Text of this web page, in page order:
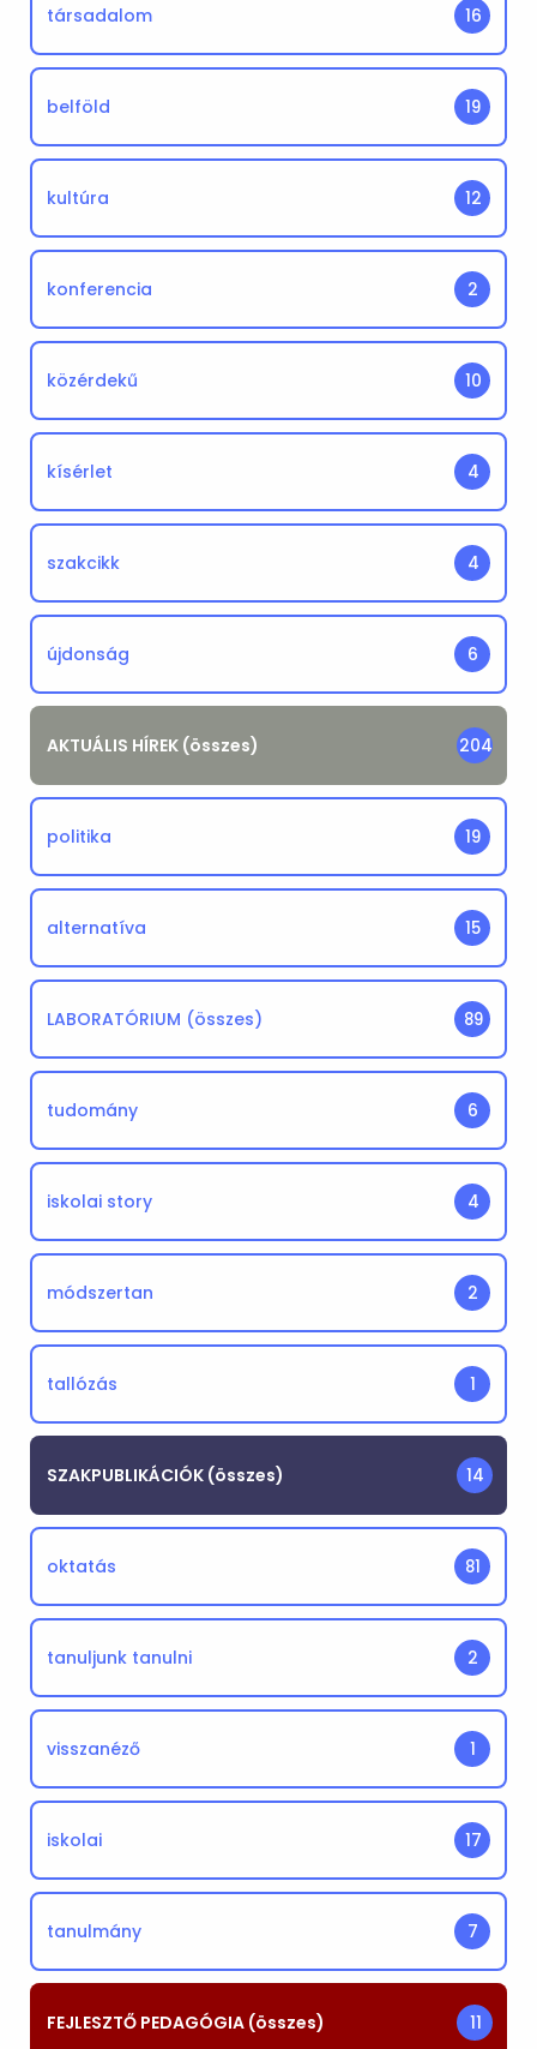
társadalom 16
belföld 19
kultúra 12
konferencia 2
közérdekű 10
kísérlet 4
szakcikk 4
újdonság 6
AKTUÁLIS HÍREK (összes) 204
politika 19
alternatíva 15
LABORATÓRIUM (összes) 89
tudomány 6
iskolai story 4
módszertan 2
tallózás 1
SZAKPUBLIKÁCIÓK (összes) 14
oktatás 81
tanuljunk tanulni 2
visszanéző 1
iskolai 17
tanulmány 7
FEJLESZTŐ PEDAGÓGIA (összes) 11